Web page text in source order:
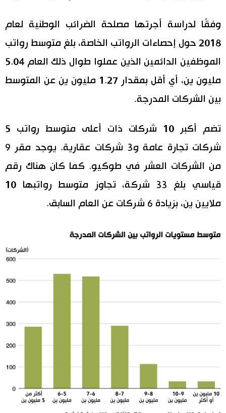
وفقًا لدراسة أجرتها مصلحة الضرائب الوطنية لعام
2018 حول إحصاءات الرواتب الخاصة، بلغ متوسط رواتب
الموظفين الدائمين الذين عملوا طوال ذلك العام 5.04
مليون ين، أي أقل بمقدار 1.27 مليون ين عن المتوسط
بين الشركات المدرجة.
تضم أكبر 10 شركات ذات أعلى متوسط رواتب 5
شركات تجارة عامة و3 شركات عقارية. يوجد مقر 9
من الشركات العشر في طوكيو. كما كان هناك رقم
قياسي بلغ 33 شركة، تجاوز متوسط رواتبها 10
ملايين ين، بزيادة 6 شركات عن العام السابق.